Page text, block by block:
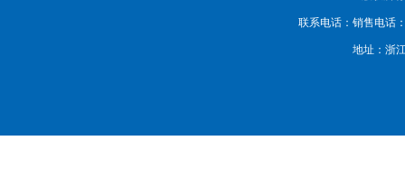
联系电话：销售电话：
地址：浙